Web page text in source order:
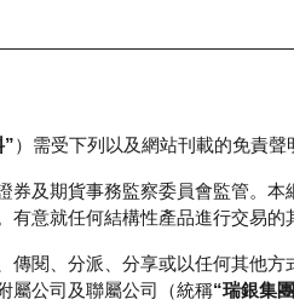
股資料及市場統計 瑞銀輪證教室
”）需受下列以及網站刊載的免責聲
及期貨事務監察委員會監管。本
意就任何結構性產品進行交易的
傳閱、分派、分享或以任何其他
屬公司及聯屬公司（統稱“瑞銀集